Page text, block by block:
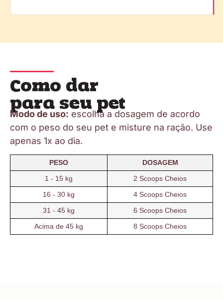
Como dar
para seu pet
Modo de uso: escolha a dosagem de acordo
com o peso do seu pet e misture na ração. Use
apenas 1x ao dia.
PESO
DOSAGEM
1 - 15 kg
2 Scoops Cheios
16 - 30 kg
4 Scoops Cheios
31 - 45 kg
6 Scoops Cheios
Acima de 45 kg
8 Scoops Cheios